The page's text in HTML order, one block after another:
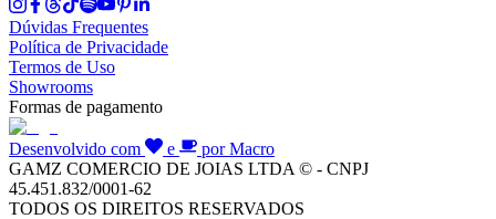
Dúvidas Frequentes
Política de Privacidade
Termos de Uso
Showrooms
Formas de pagamento
Desenvolvido com e
por Macro
GAMZ COMERCIO DE JOIAS LTDA © - CNPJ
45.451.832/0001-62
TODOS OS DIREITOS RESERVADOS